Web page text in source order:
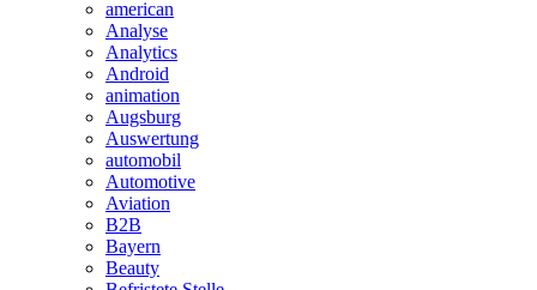
american
Analyse
Analytics
Android
animation
Augsburg
Auswertung
automobil
Automotive
Aviation
B2B
Bayern
Beauty